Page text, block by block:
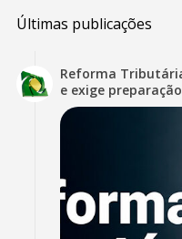
Últimas publicações
Reforma
e exige